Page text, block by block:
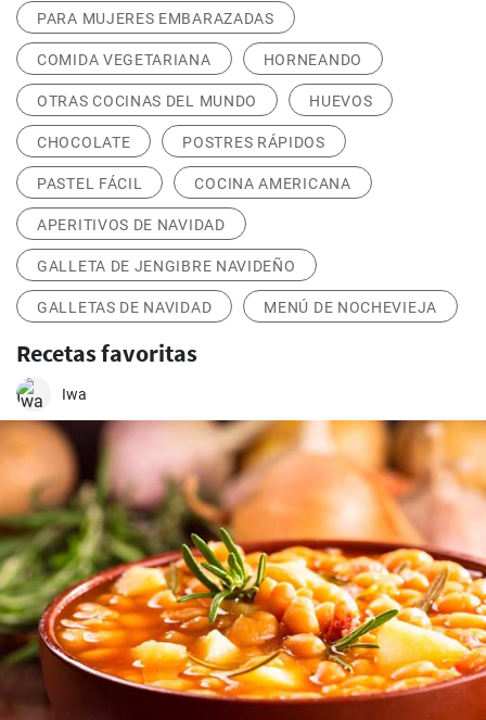
PARA MUJERES EMBARAZADAS
COMIDA VEGETARIANA HORNEANDO
OTRAS COCINAS DEL MUNDO HUEVOS
CHOCOLATE POSTRES RÁPIDOS
PASTEL FÁCIL COCINA AMERICANA
APERITIVOS DE NAVIDAD
GALLETA DE JENGIBRE NAVIDEÑO
GALLETAS DE NAVIDAD MENÚ DE NOCHEVIEJA
Recetas favoritas
Iwa